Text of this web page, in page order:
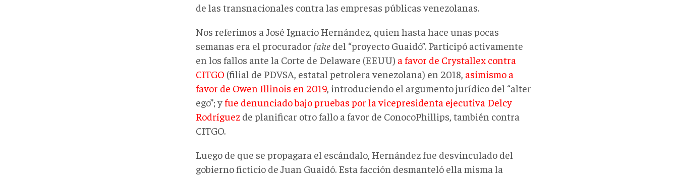
de las transnacionales contra las empresas públicas venezolanas.
Nos referimos a José Ignacio Hernández, quien hasta hace unas pocas
semanas era el procurador fake del “proyecto Guaidó”. Participó activamente
en los fallos ante la Corte de Delaware (EEUU) a favor de Crystallex contra
CITGO (filial de PDVSA, estatal petrolera venezolana) en 2018, asimismo a
favor de Owen Illinois en 2019, introduciendo el argumento jurídico del “alter
ego”; y fue denunciado bajo pruebas por la vicepresidenta ejecutiva Delcy
Rodríguez de planificar otro fallo a favor de ConocoPhillips, también contra
CITGO.
Luego de que se propagara el escándalo, Hernández fue desvinculado del
gobierno ficticio de Juan Guaidó. Esta facción desmanteló ella misma la